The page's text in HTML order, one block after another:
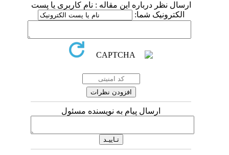
ارسال نظر درباره این مقاله : نام کاربری یا پست
الکترونیک شما:
ارسال پیام به نویسنده مسئول